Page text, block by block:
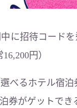
に招待コード
円）
べるホテル宿
券がゲットで